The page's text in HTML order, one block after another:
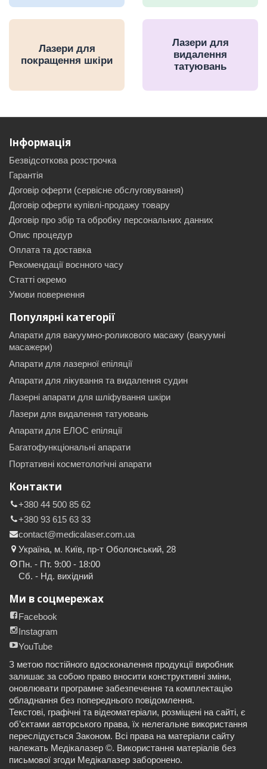
Лазери для
покращення шкіри
Лазери для
видалення
татуювань
Інформація
Безвідсоткова розстрочка
Гарантія
Договір оферти (сервісне обслуговування)
Договір оферти купівлі-продажу товару
Договір про збір та обробку персональних данних
Опис процедур
Оплата та доставка
Рекомендації воєнного часу
Статті окремо
Умови повернення
Популярні категорії
Апарати для вакуумно-роликового масажу (вакуумні
масажери)
Апарати для лазерної епіляції
Апарати для лікування та видалення судин
Лазерні апарати для шліфування шкіри
Лазери для видалення татуювань
Апарати для ЕЛОС епіляції
Багатофункціональні апарати
Портативні косметологічні апарати
Контакти
+380 44 500 85 62
+380 93 615 63 33
contact@medicalaser.com.ua
Україна, м. Київ, пр-т Оболонський, 28
Пн. - Пт. 9:00 - 18:00
Сб. - Нд. вихідний
Ми в соцмережах
Facebook
Instagram
YouTube
З метою постійного вдосконалення продукції виробник
залишає за собою право вносити конструктивні зміни,
оновлювати програмне забезпечення та комплектацію
обладнання без попереднього повідомлення.
Текстові, графічні та відеоматеріали, розміщені на сайті, є
об’єктами авторського права, їх нелегальне використання
переслідується Законом. Всі права на матеріали сайту
належать Медікалазер ©. Використання матеріалів без
письмової згоди Медікалазер заборонено.